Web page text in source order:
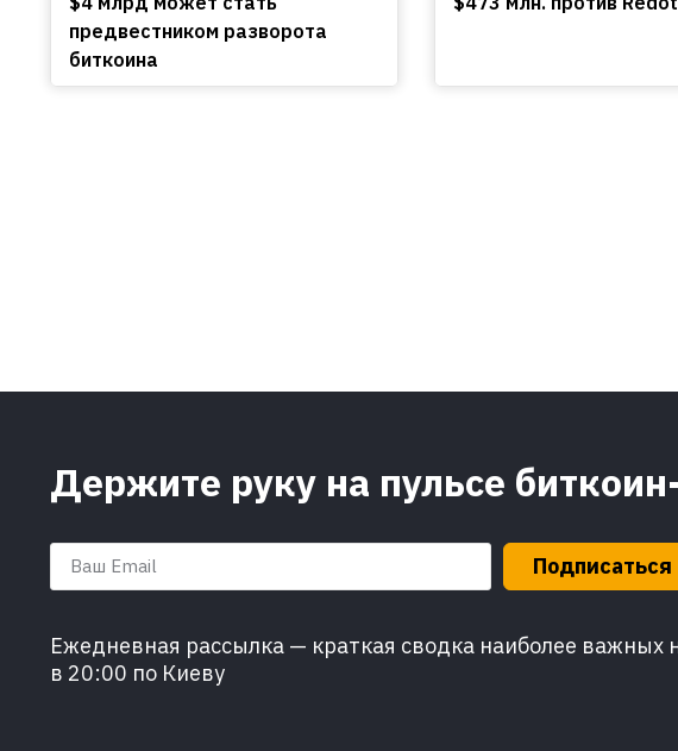
предвестником разворота
биткоина
Держите руку на пульсе
Подписаться
Ежедневная рассылка — краткая сводка наиболее
в 20:00 по Киеву